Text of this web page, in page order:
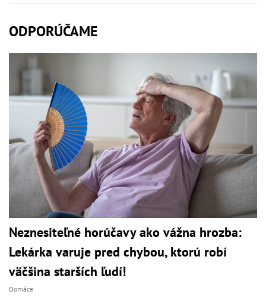
ODPORÚČAME
Neznesiteľné horúčavy ako vážna hrozba:
Lekárka varuje pred chybou, ktorú robí
väčšina starších ľudí!
Domáce